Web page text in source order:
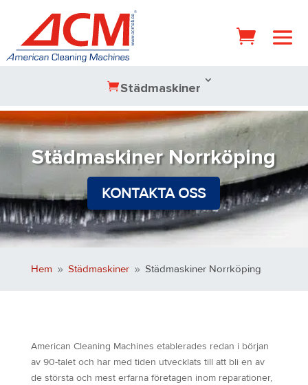
Städmaskiner
Städmaskiner Norrköping
KONTAKTA OSS
Hem 9 Städmaskiner 9 Städmaskiner Norrköping
American Cleaning Machines etablerades redan i början
av 90-talet och har med tiden utvecklats till att bli en av
de största och mest erfarna företagen inom reparationer,